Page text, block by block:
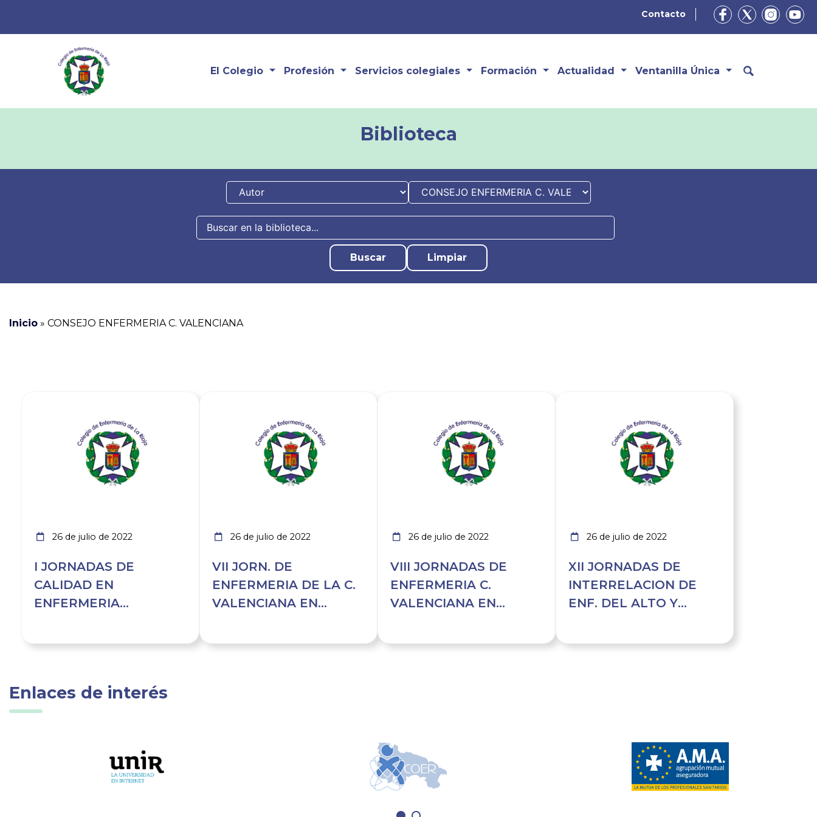
Contacto
El Colegio Profesión Servicios colegiales Formación Actualidad Ventanilla Única
Biblioteca
Buscar Limpiar
Inicio » CONSEJO ENFERMERIA C. VALENCIANA
26 de julio de 2022
I JORNADAS DE
CALIDAD EN
ENFERMERIA
26 de julio de 2022
VII JORN. DE
ENFERMERIA DE LA C.
VALENCIANA EN
26 de julio de 2022
VIII JORNADAS DE
ENFERMERIA C.
VALENCIANA EN
26 de julio de 2022
XII JORNADAS DE
INTERRELACION DE
ENF. DEL ALTO Y
Enlaces de interés